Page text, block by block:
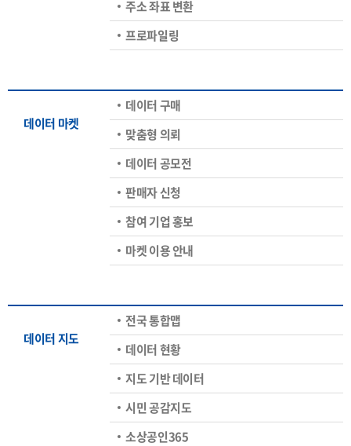
주소 좌표 변환
프로파일링
데이터 마켓
데이터 구매
맞춤형 의뢰
데이터 공모전
판매자 신청
참여 기업 홍보
마켓 이용 안내
데이터 지도
전국 통합맵
데이터 현황
지도 기반 데이터
시민 공감지도
소상공인365